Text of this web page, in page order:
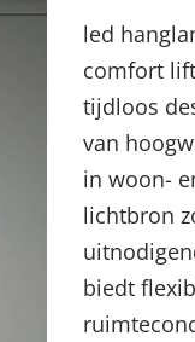
led
comfort
tijdloos
van
in woon-
lichtbron
biedt